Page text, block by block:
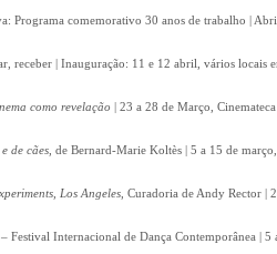
Programa comemorativo 30 anos de trabalho |
receber | Inauguração: 11 e 12 abril, vários locais
como revelação | 23 a 28 de Março,
de cães , de Bernard-Marie Koltès | 5 a 15 de
Los Angeles , Curadoria de Andy Rector
Festival Internacional de Dança Contemporânea |